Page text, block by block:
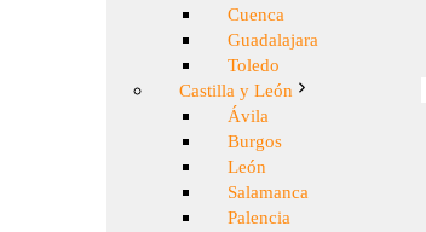
Cuenca
Guadalajara
Toledo
Castilla y León
Ávila
Burgos
León
Salamanca
Palencia